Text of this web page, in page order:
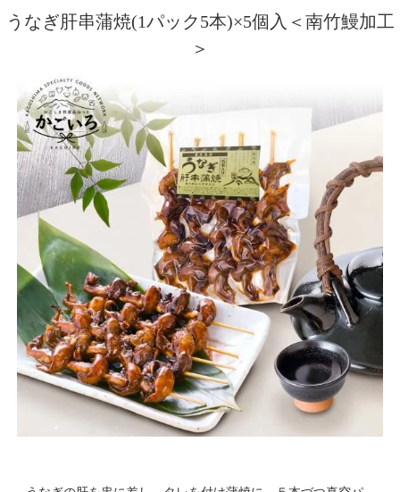
うなぎ肝串蒲焼(1パック5本)×5個入＜南竹鰻加工
＞